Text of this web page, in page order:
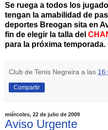
Se ruega a todos los
tengan la amabilidad de
deportes Breogan sita en
fin de elegir la talla del
para la próxima temporada.
Club de Tenis Negreira a las
Compartir
miércoles, 22 de julio de 2009
Aviso Urgente